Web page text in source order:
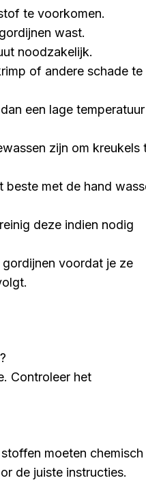
te voorkomen.
wast.
noodzakelijk.
of andere schade te
een lage
zijn om kreukels
beste met de hand
deze indien nodig
voordat je ze
Controleer het
moeten chemisch
de juiste instructies.